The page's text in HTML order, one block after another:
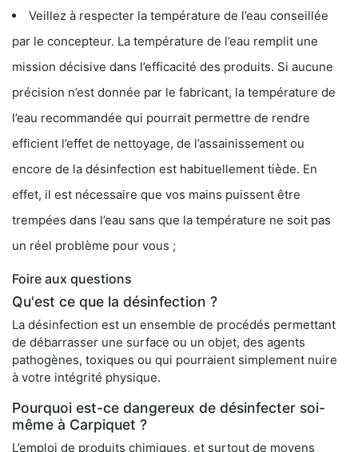
Veillez à respecter la température de l’eau conseillée
par le concepteur. La température de l’eau remplit une
mission décisive dans l’efficacité des produits. Si aucune
précision n’est donnée par le fabricant, la température de
l’eau recommandée qui pourrait permettre de rendre
efficient l’effet de nettoyage, de l’assainissement ou
encore de la désinfection est habituellement tiède. En
effet, il est nécessaire que vos mains puissent être
trempées dans l’eau sans que la température ne soit pas
un réel problème pour vous ;
Foire aux questions
Qu'est ce que la désinfection ?
La désinfection est un ensemble de procédés permettant
de débarrasser une surface ou un objet, des agents
pathogènes, toxiques ou qui pourraient simplement nuire
à votre intégrité physique.
Pourquoi est-ce dangereux de désinfecter soi-
même à Carpiquet ?
L’emploi de produits chimiques, et surtout de moyens